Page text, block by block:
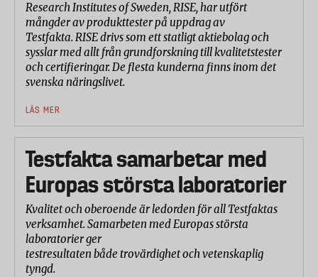
Research Institutes of Sweden, RISE, har utfört
mångder av produkttester på uppdrag av
Testfakta. RISE drivs som ett statligt aktiebolag och
sysslar med allt från grundforskning till kvalitetstester
och certifieringar. De flesta kunderna finns inom det
svenska näringslivet.
LÄS MER
Testfakta samarbetar med
Europas största laboratorier
Kvalitet och oberoende är ledorden för all Testfaktas
verksamhet. Samarbeten med Europas största
laboratorier ger
test­resultaten både trovärdighet och vetenskaplig
tyngd.